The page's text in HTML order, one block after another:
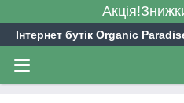
Інтернет бутік Organic